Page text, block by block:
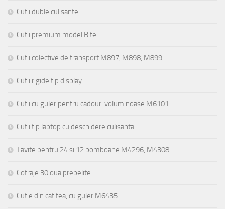
Cutii duble culisante
Cutii premium model Bite
Cutii colective de transport M897, M898, M899
Cutii rigide tip display
Cutii cu guler pentru cadouri voluminoase M6101
Cutii tip laptop cu deschidere culisanta
Tavite pentru 24 si 12 bomboane M4296, M4308
Cofraje 30 oua prepelite
Cutie din catifea, cu guler M6435